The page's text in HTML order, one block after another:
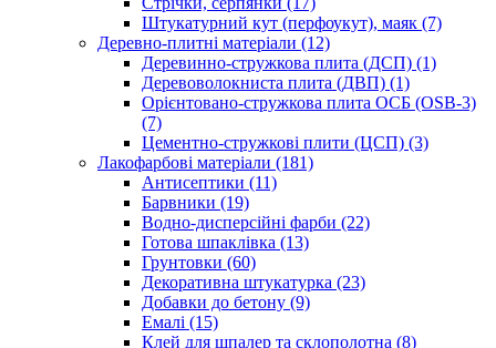
Штукатурний кут (перфоукут), маяк (7)
Деревно-плитні матеріали (12)
Деревинно-стружкова плита (ДСП) (1)
Деревоволокниста плита (ДВП) (1)
Орієнтовано-стружкова плита ОСБ (OSB-3)
(7)
Цементно-стружкові плити (ЦСП) (3)
Лакофарбові матеріали (181)
Антисептики (11)
Барвники (19)
Водно-дисперсійні фарби (22)
Готова шпаклівка (13)
Грунтовки (60)
Декоративна штукатурка (23)
Добавки до бетону (9)
Емалі (15)
Клей для шпалер та склополотна (8)